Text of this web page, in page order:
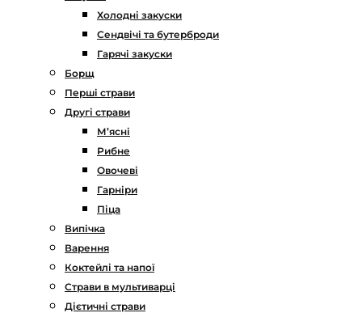
Холодні закуски
Сендвічі та бутерброди
Гарячі закуски
Борщ
Перші страви
Другі страви
М’ясні
Рибне
Овочеві
Гарніри
Піца
Випічка
Варення
Коктейлі та напої
Страви в мультиварці
Дієтичні страви